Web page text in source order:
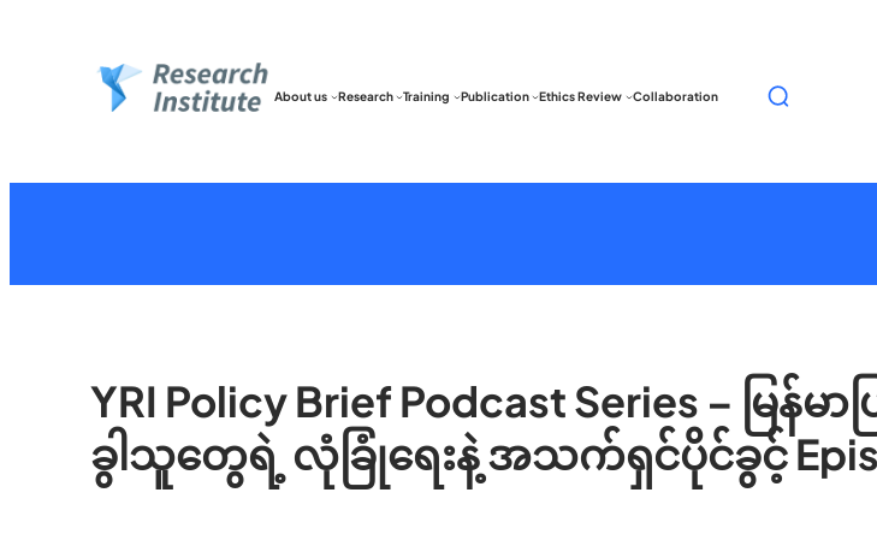
About us Research Training Publication Ethics Review Collaboration
YRI Policy Brief Podcast Series – မြ
ခွါသူတွေရဲ့ လုံခြုံရေးနဲ့ အသက်ရှင်ပိုင်ခွင့်